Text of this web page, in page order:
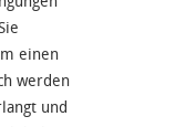
einen
werden
und